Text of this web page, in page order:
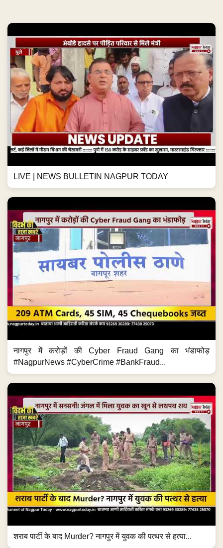
LIVE | NEWS BULLETIN NAGPUR TODAY
नागपुर में करोड़ों की Cyber Fraud Gang का भंडाफोड़
#NagpurNews #CyberCrime #BankFraud...
शराब पार्टी के बाद Murder? नागपुर में युवक की पत्थर से हत्या...